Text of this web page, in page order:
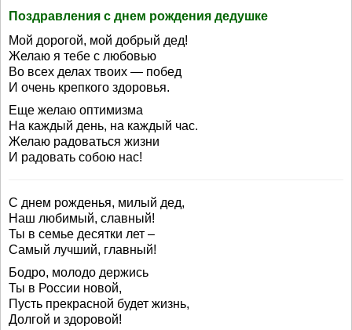
Поздравления с днем рождения дедушке
Мой дорогой, мой добрый дед!
Желаю я тебе с любовью
Во всех делах твоих — побед
И очень крепкого здоровья.
Еще желаю оптимизма
На каждый день, на каждый час.
Желаю радоваться жизни
И радовать собою нас!
С днем рожденья, милый дед,
Наш любимый, славный!
Ты в семье десятки лет –
Самый лучший, главный!
Бодро, молодо держись
Ты в России новой,
Пусть прекрасной будет жизнь,
Долгой и здоровой!